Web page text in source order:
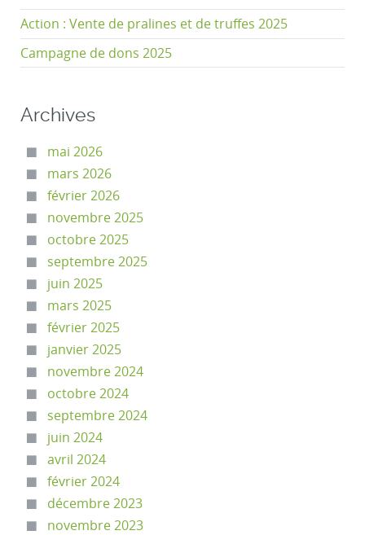
Action : Vente de pralines et de truffes 2025
Campagne de dons 2025
Archives
mai 2026
mars 2026
février 2026
novembre 2025
octobre 2025
septembre 2025
juin 2025
mars 2025
février 2025
janvier 2025
novembre 2024
octobre 2024
septembre 2024
juin 2024
avril 2024
février 2024
décembre 2023
novembre 2023